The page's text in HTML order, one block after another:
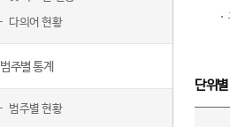
다의어 현황
범주별 통계
범주별 현황
단위